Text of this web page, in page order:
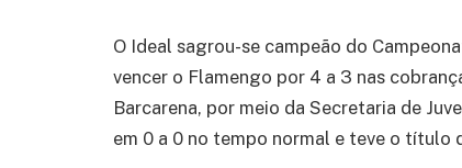
O Ideal sagrou-se campeão do
vencer o Flamengo por 4 a 3 nas
Barcarena, por meio da Secretaria de
em 0 a 0 no tempo normal e teve o título